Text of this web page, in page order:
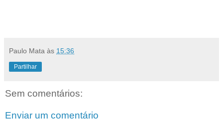
Paulo Mata às 15:36
Partilhar
Sem comentários:
Enviar um comentário